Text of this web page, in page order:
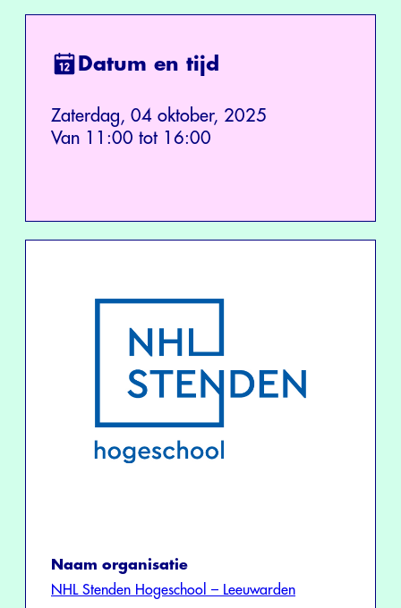
Datum en tijd
Zaterdag, 04 oktober, 2025
Van 11:00 tot 16:00
Naam organisatie
NHL Stenden Hogeschool – Leeuwarden